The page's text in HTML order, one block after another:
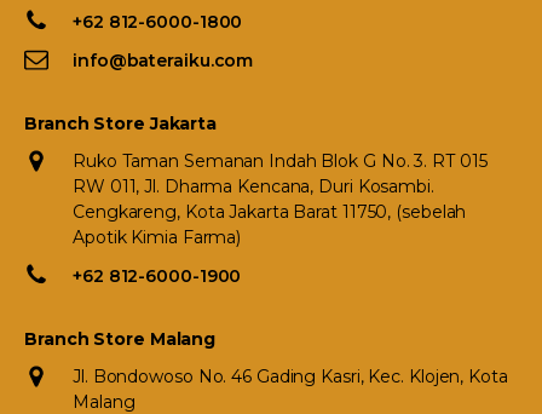
+62 812-6000-1800
info@bateraiku.com
Branch Store Jakarta
Ruko Taman Semanan Indah Blok G No. 3. RT 015
RW 011, Jl. Dharma Kencana, Duri Kosambi.
Cengkareng, Kota Jakarta Barat 11750, (sebelah
Apotik Kimia Farma)
+62 812-6000-1900
Branch Store Malang
Jl. Bondowoso No. 46 Gading Kasri, Kec. Klojen, Kota
Malang